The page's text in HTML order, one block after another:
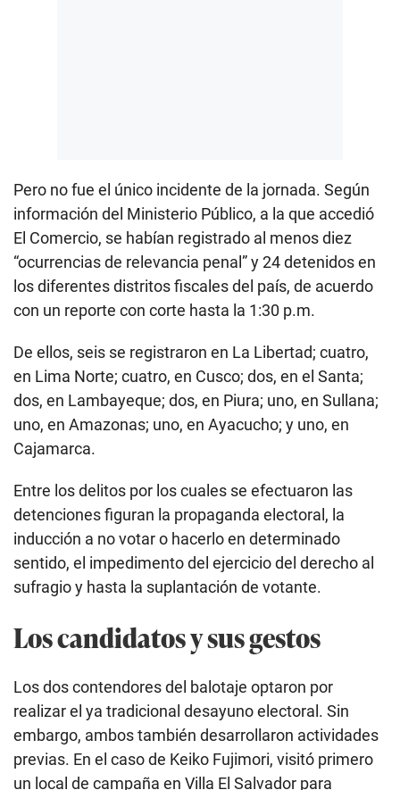
Pero no fue el único incidente de la jornada. Según
información del Ministerio Público, a la que accedió
El Comercio, se habían registrado al menos diez
“ocurrencias de relevancia penal” y 24 detenidos en
los diferentes distritos fiscales del país, de acuerdo
con un reporte con corte hasta la 1:30 p.m.
De ellos, seis se registraron en La Libertad; cuatro,
en Lima Norte; cuatro, en Cusco; dos, en el Santa;
dos, en Lambayeque; dos, en Piura; uno, en Sullana;
uno, en Amazonas; uno, en Ayacucho; y uno, en
Cajamarca.
Entre los delitos por los cuales se efectuaron las
detenciones figuran la propaganda electoral, la
inducción a no votar o hacerlo en determinado
sentido, el impedimento del ejercicio del derecho al
sufragio y hasta la suplantación de votante.
Los candidatos y sus gestos
Los dos contendores del balotaje optaron por
realizar el ya tradicional desayuno electoral. Sin
embargo, ambos también desarrollaron actividades
previas. En el caso de Keiko Fujimori, visitó primero
un local de campaña en Villa El Salvador para